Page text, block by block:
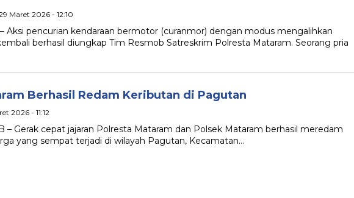
Maret 2026 - 12:10
Aksi pencurian kendaraan bermotor (curanmor) dengan modus mengalihkan
berhasil diungkap Tim Resmob Satreskrim Polresta Mataram. Seorang pria
Berhasil Redam Keributan di Pagutan
2026 - 11:12
– Gerak cepat jajaran Polresta Mataram dan Polsek Mataram berhasil meredam
yang sempat terjadi di wilayah Pagutan, Kecamatan…